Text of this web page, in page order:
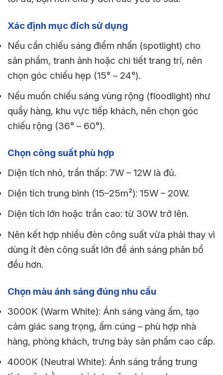
Xác định mục đích sử dụng
Nếu cần chiếu sáng điểm nhấn (spotlight) cho
sản phẩm, tranh ảnh hoặc chi tiết trang trí, nên
chọn góc chiếu hẹp (15° – 24°).
Nếu muốn chiếu sáng vùng rộng (floodlight) như
quầy hàng, khu vực tiếp khách, nên chọn góc
chiếu rộng (36° – 60°).
Chọn công suất phù hợp
Diện tích nhỏ, trần thấp: 7W – 12W là đủ.
Diện tích trung bình (15–25m²): 15W – 20W.
Diện tích lớn hoặc trần cao: từ 30W trở lên.
Nên kết hợp nhiều đèn công suất vừa phải thay vì
dùng ít đèn công suất lớn để ánh sáng phân bổ
đều hơn.
Chọn màu ánh sáng đúng nhu cầu
3000K (Warm White): Ánh sáng vàng ấm, tạo
cảm giác sang trọng, ấm cúng – phù hợp nhà
hàng, phòng khách, trưng bày sản phẩm cao cấp.
4000K (Neutral White): Ánh sáng trắng trung